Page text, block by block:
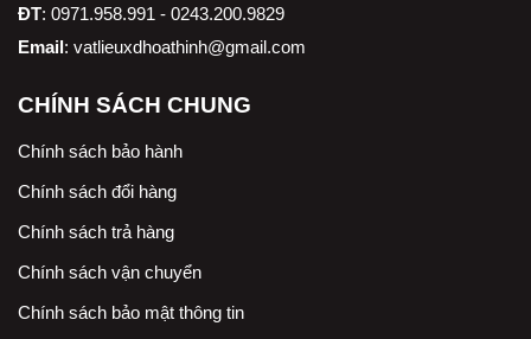
ĐT: 0971.958.991 - 0243.200.9829
Email: vatlieuxdhoathinh@gmail.com
CHÍNH SÁCH CHUNG
Chính sách bảo hành
Chính sách đổi hàng
Chính sách trả hàng
Chính sách vận chuyển
Chính sách bảo mật thông tin